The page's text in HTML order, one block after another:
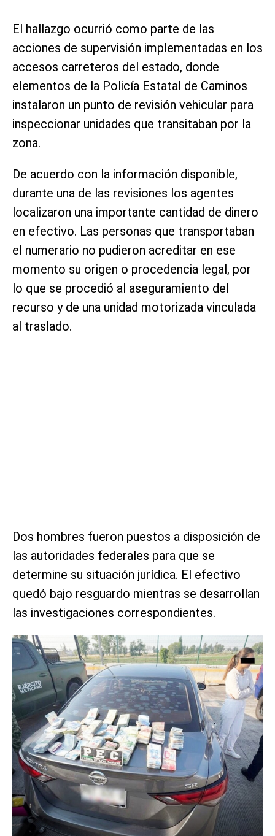
El hallazgo ocurrió como parte de las
acciones de supervisión implementadas en los
accesos carreteros del estado, donde
elementos de la Policía Estatal de Caminos
instalaron un punto de revisión vehicular para
inspeccionar unidades que transitaban por la
zona.
De acuerdo con la información disponible,
durante una de las revisiones los agentes
localizaron una importante cantidad de dinero
en efectivo. Las personas que transportaban
el numerario no pudieron acreditar en ese
momento su origen o procedencia legal, por
lo que se procedió al aseguramiento del
recurso y de una unidad motorizada vinculada
al traslado.
Dos hombres fueron puestos a disposición de
las autoridades federales para que se
determine su situación jurídica. El efectivo
quedó bajo resguardo mientras se desarrollan
las investigaciones correspondientes.